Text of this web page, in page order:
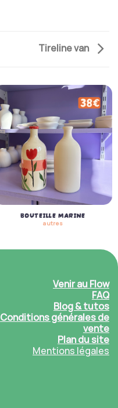
Tireline van
BOUTEILLE MARINE
autres
Venir au Flow
FAQ
Blog & tutos
Conditions générales de
vente
Plan du site
Mentions légales